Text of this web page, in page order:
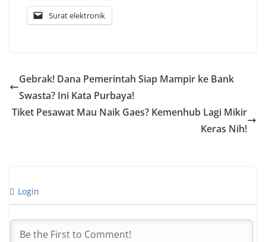
Surat elektronik
Gebrak! Dana Pemerintah Siap Mampir ke Bank
Swasta? Ini Kata Purbaya!
Tiket Pesawat Mau Naik Gaes? Kemenhub Lagi Mikir
Keras Nih!
Login